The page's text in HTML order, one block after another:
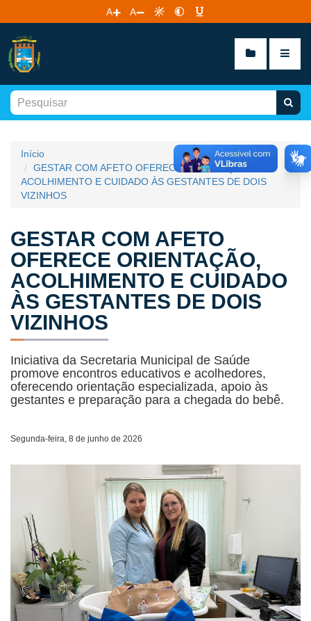
A A
Início
GESTAR COM AFETO OFERECE ORIENTAÇÃO,
ACOLHIMENTO E CUIDADO ÀS GESTANTES DE DOIS
VIZINHOS
GESTAR COM AFETO
OFERECE ORIENTAÇÃO,
ACOLHIMENTO E CUIDADO
ÀS GESTANTES DE DOIS
VIZINHOS
Iniciativa da Secretaria Municipal de Saúde
promove encontros educativos e acolhedores,
oferecendo orientação especializada, apoio às
gestantes e preparação para a chegada do bebê.
Segunda-feira, 8 de junho de 2026